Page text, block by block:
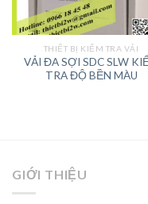
THIẾT BỊ KIỂM TRA VẢI
VẢI ĐA SỢI SDC SLW
TRA ĐỘ BỀN MÀU
GIỚI THIỆU